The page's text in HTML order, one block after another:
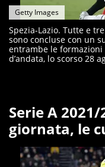
Getty Images
Spezia-Lazio. Tutte e
sono concluse con un
entrambe le formazioni
d’andata, lo scorso 28
Serie A 2021/
giornata, le